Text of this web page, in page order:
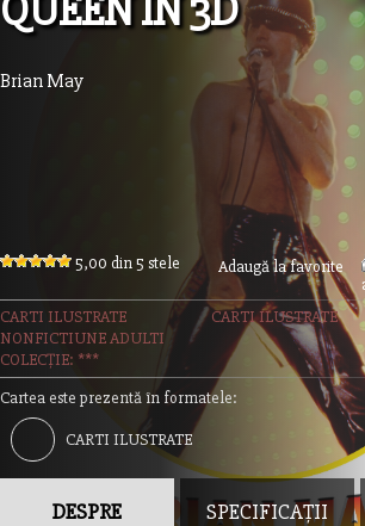
Brian May
5,00 din 5 stele Adaugă la favorite
CARTI ILUSTRATE
CARTI ILUSTRATE
NONFICTIUNE ADULTI
COLECȚIE: ***
Cartea este prezentă în formatele:
CARTI ILUSTRATE
DESPRE SPECIFICAȚII